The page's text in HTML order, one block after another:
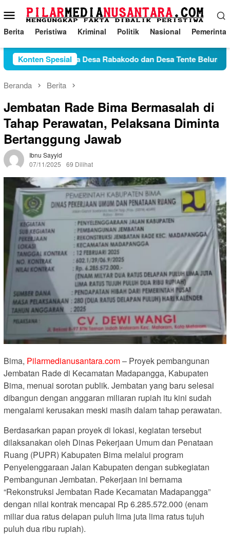
ke
konten
Menu
Mobile
Berita Peristiwa Kriminal Politik Nasional
Konten Spesial
Konflik Antara Desa Rabakodo dan Desa Tente Belum
Beranda Berita
Jembatan Rade Bima Bermasalah di
Tahap Perawatan, Pelaksana Diminta
Bertanggung Jawab
Ibnu Sayyid
07/11/2025
69 Dilihat
Bima, Pilarmedianusantara.com– Proyek pembangunan
Jembatan Rade di Kecamatan Madapangga, Kabupaten
Bima, menuai sorotan publik. Jembatan yang baru selesai
dibangun dengan anggaran miliaran rupiah itu kini sudah
mengalami kerusakan meski masih dalam tahap perawatan.
Berdasarkan papan proyek di lokasi, kegiatan tersebut
dilaksanakan oleh Dinas Pekerjaan Umum dan Penataan
Ruang (PUPR) Kabupaten Bima melalui program
Penyelenggaraan Jalan Kabupaten dengan subkegiatan
Pembangunan Jembatan. Pekerjaan ini bernama
“Rekonstruksi Jembatan Rade Kecamatan Madapangga”
dengan nilai kontrak mencapai Rp 6.285.572.000 (enam
miliar dua ratus delapan puluh lima juta lima ratus tujuh
puluh dua ribu rupiah).